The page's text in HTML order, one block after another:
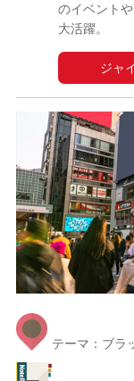
のイベント
大活躍。
ジャ
テーマ：ブラ